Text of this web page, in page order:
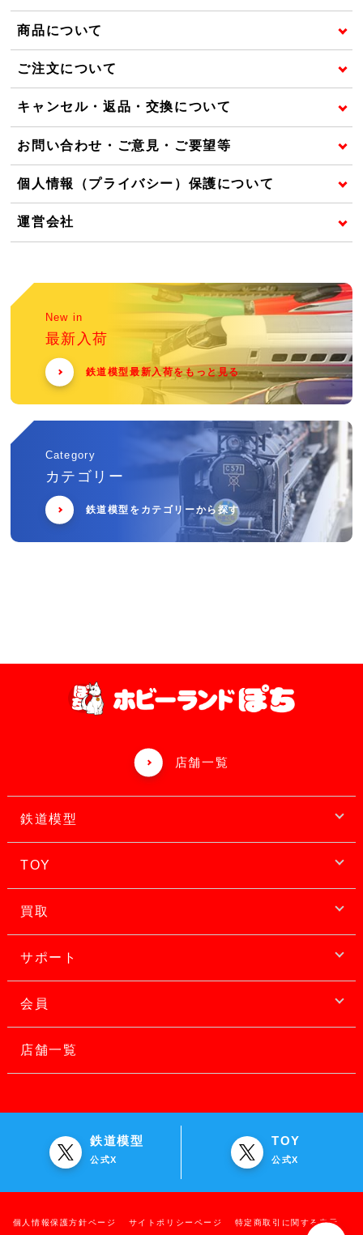
商品について
ご注文について
キャンセル・返品・交換について
お問い合わせ・ご意見・ご要望等
個人情報（プライバシー）保護について
運営会社
New in
最新入荷
鉄道模型最新入荷をもっと見る
Category
カテゴリー
鉄道模型をカテゴリーから探す
店舗一覧
鉄道模型
TOY
買取
サポート
会員
店舗一覧
鉄道模型
公式X
TOY
公式X
個人情報保護方針ページ サイトポリシーページ 特定商取引に関する表示